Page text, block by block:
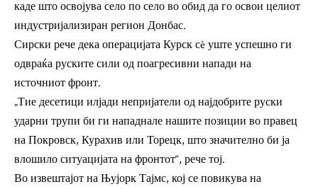
каде што освојува село по село во обид да го освои целиот
индустријализиран регион Донбас.
Сирски рече дека операцијата Курск сè уште успешно ги
одвраќа руските сили од поагресивни напади на
источниот фронт.
„Тие десетици илјади непријатели од најдобрите руски
ударни трупи би ги нападнале нашите позиции во правец
на Покровск, Курахив или Торецк, што значително би ја
влошило ситуацијата на фронтот“, рече тој.
Во извештајот на Њујорк Тајмс, кој се повикува на